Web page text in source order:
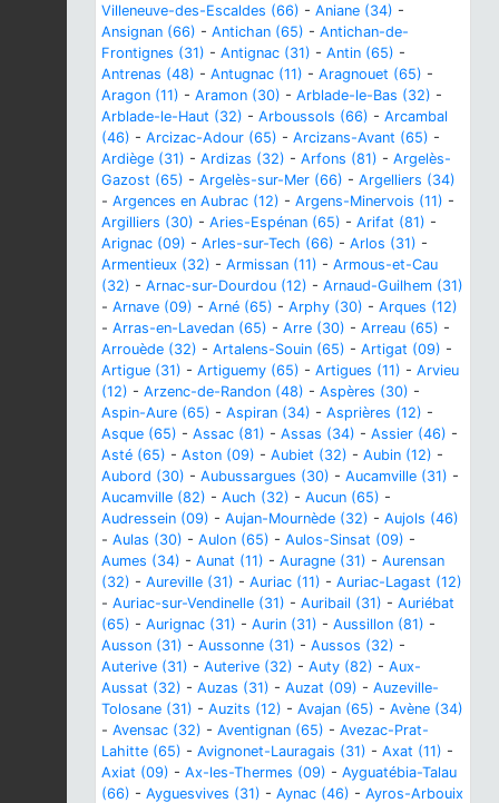
Villeneuve-des-Escaldes (66) - Aniane (34) -
Ansignan (66) - Antichan (65) - Antichan-de-
Frontignes (31) - Antignac (31) - Antin (65) -
Antrenas (48) - Antugnac (11) - Aragnouet (65) -
Aragon (11) - Aramon (30) - Arblade-le-Bas (32) -
Arblade-le-Haut (32) - Arboussols (66) - Arcambal
(46) - Arcizac-Adour (65) - Arcizans-Avant (65) -
Ardiège (31) - Ardizas (32) - Arfons (81) - Argelès-
Gazost (65) - Argelès-sur-Mer (66) - Argelliers (34)
- Argences en Aubrac (12) - Argens-Minervois (11) -
Argilliers (30) - Aries-Espénan (65) - Arifat (81) -
Arignac (09) - Arles-sur-Tech (66) - Arlos (31) -
Armentieux (32) - Armissan (11) - Armous-et-Cau
(32) - Arnac-sur-Dourdou (12) - Arnaud-Guilhem (31)
- Arnave (09) - Arné (65) - Arphy (30) - Arques (12)
- Arras-en-Lavedan (65) - Arre (30) - Arreau (65) -
Arrouède (32) - Artalens-Souin (65) - Artigat (09) -
Artigue (31) - Artiguemy (65) - Artigues (11) - Arvieu
(12) - Arzenc-de-Randon (48) - Aspères (30) -
Aspin-Aure (65) - Aspiran (34) - Asprières (12) -
Asque (65) - Assac (81) - Assas (34) - Assier (46) -
Asté (65) - Aston (09) - Aubiet (32) - Aubin (12) -
Aubord (30) - Aubussargues (30) - Aucamville (31) -
Aucamville (82) - Auch (32) - Aucun (65) -
Audressein (09) - Aujan-Mournède (32) - Aujols (46)
- Aulas (30) - Aulon (65) - Aulos-Sinsat (09) -
Aumes (34) - Aunat (11) - Auragne (31) - Aurensan
(32) - Aureville (31) - Auriac (11) - Auriac-Lagast (12)
- Auriac-sur-Vendinelle (31) - Auribail (31) - Auriébat
(65) - Aurignac (31) - Aurin (31) - Aussillon (81) -
Ausson (31) - Aussonne (31) - Aussos (32) -
Auterive (31) - Auterive (32) - Auty (82) - Aux-
Aussat (32) - Auzas (31) - Auzat (09) - Auzeville-
Tolosane (31) - Auzits (12) - Avajan (65) - Avène (34)
- Avensac (32) - Aventignan (65) - Avezac-Prat-
Lahitte (65) - Avignonet-Lauragais (31) - Axat (11) -
Axiat (09) - Ax-les-Thermes (09) - Ayguatébia-Talau
(66) - Ayguesvives (31) - Aynac (46) - Ayros-Arbouix